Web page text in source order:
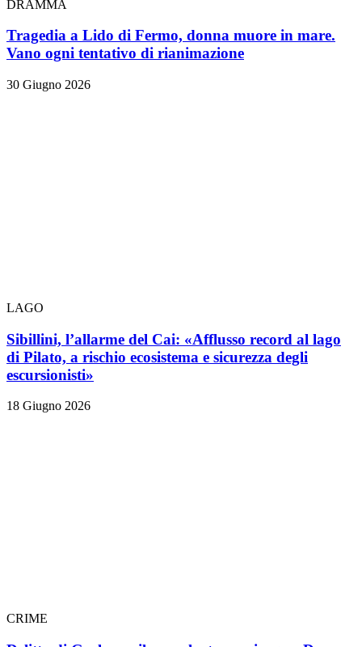
DRAMMA
Tragedia a Lido di Fermo, donna muore in mare.
Vano ogni tentativo di rianimazione
30 Giugno 2026
LAGO
Sibillini, l’allarme del Cai: «Afflusso record al lago
di Pilato, a rischio ecosistema e sicurezza degli
escursionisti»
18 Giugno 2026
CRIME